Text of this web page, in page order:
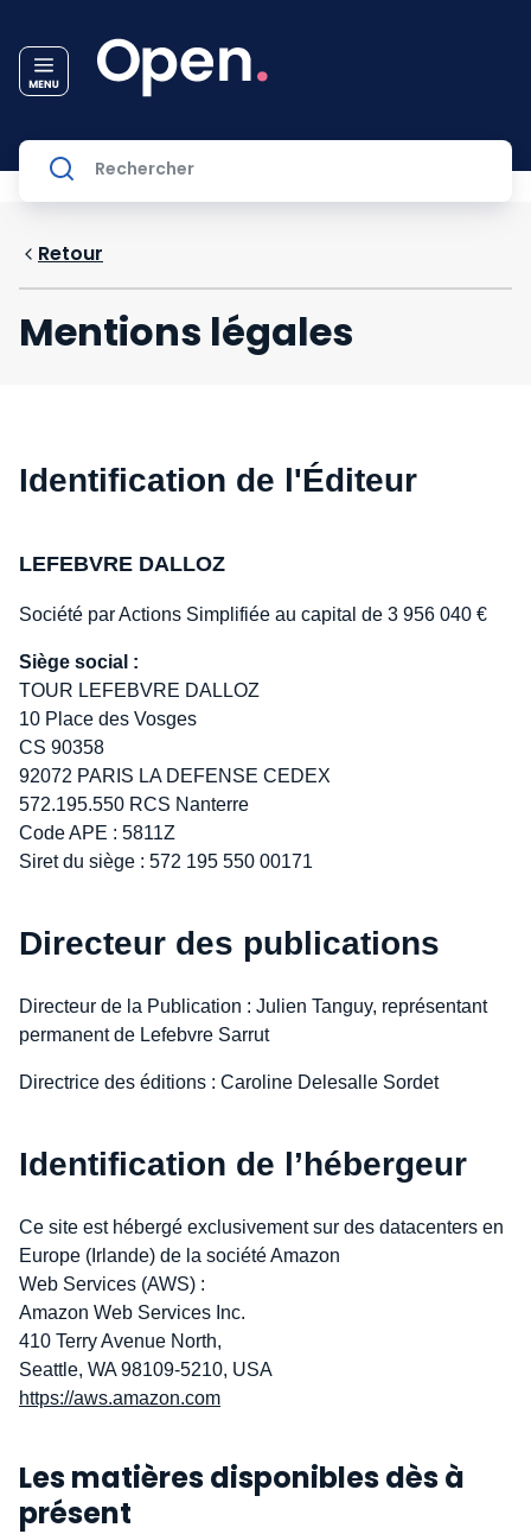
Retour
Mentions légales
Identification de l'Éditeur
LEFEBVRE DALLOZ
Société par Actions Simplifiée au capital de 3 956 040 €
Siège social :
TOUR LEFEBVRE DALLOZ
10 Place des Vosges
CS 90358
92072 PARIS LA DEFENSE CEDEX
572.195.550 RCS Nanterre
Code APE : 5811Z
Siret du siège : 572 195 550 00171
Directeur des publications
Directeur de la Publication : Julien Tanguy, représentant
permanent de Lefebvre Sarrut
Directrice des éditions : Caroline Delesalle Sordet
Identification de l’hébergeur
Ce site est hébergé exclusivement sur des datacenters en
Europe (Irlande) de la société Amazon
Web Services (AWS) :
Amazon Web Services Inc.
410 Terry Avenue North,
Seattle, WA 98109-5210, USA
https://aws.amazon.com
Les matières disponibles dès à
présent